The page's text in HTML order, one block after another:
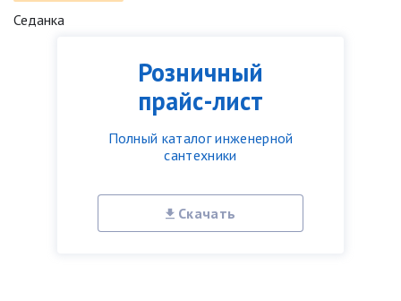
Розничный
прайс-лист
Полный каталог инженерной
сантехники
Скачать
Седанка